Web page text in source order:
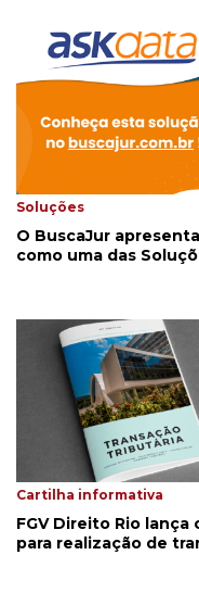
Soluções
O BuscaJur
como uma das
Cartilha informativa
FGV Direito Rio
para realização de